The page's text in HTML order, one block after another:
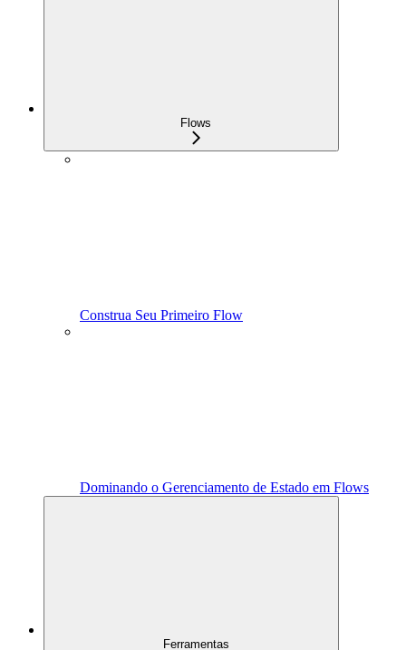
Flows
Construa Seu Primeiro Flow
Dominando o Gerenciamento de Estado em Flows
Ferramentas